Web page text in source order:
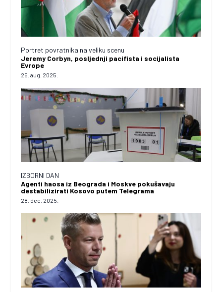
Portret povratnika na veliku scenu
Jeremy Corbyn, posljednji pacifista i socijalista
Evrope
25. aug. 2025.
IZBORNI DAN
Agenti haosa iz Beograda i Moskve pokušavaju
destabilizirati Kosovo putem Telegrama
28. dec. 2025.